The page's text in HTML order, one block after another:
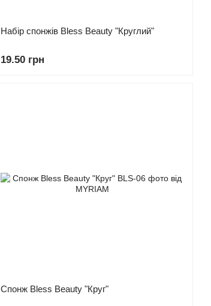
Набір спонжів Bless Beauty "Круглий"
19.50 грн
Спонж Bless Beauty "Круг"